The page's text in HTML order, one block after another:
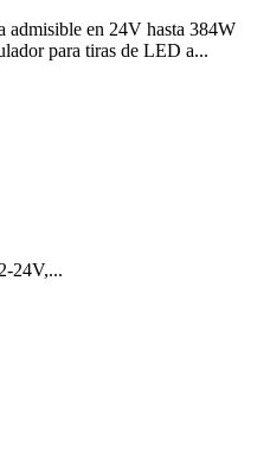
admisible en 24V hasta 384W
para tiras de LED a...
24V,...